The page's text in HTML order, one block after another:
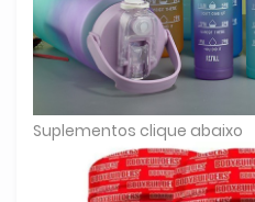
Suplementos clique abaixo